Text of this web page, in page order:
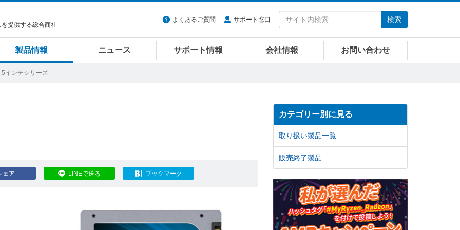
提供する総合商社
よくあるご質問 サポート窓口 検索
製品情報 ニュース サポート情報 会社情報 お問い合わせ
インチシリーズ
ェア LINEで送る ブックマーク
カテゴリー別に見る
取り扱い製品一覧
販売終了製品